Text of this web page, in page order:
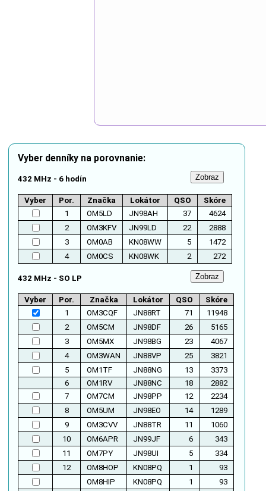
Vyber denníky na porovnanie:
432 MHz - 6 hodín
Vyber Por. Značka Lokátor QSO
Skóre
1
OM5LD JN98AH 37
4624
2
OM3KFV JN99LD 22
2888
3
OM0AB KN08WW 5
1472
4
OM0CS KN08WK 2 272
432 MHz - SO LP
Vyber Por. Značka Lokátor QSO
Skóre
1
OM3CQF JN88RT 71
11948
2
OM5CM JN98DF 26
5165
3
OM5MX JN98BG 23
4067
4
OM3WAN JN88VP 25
3821
5
OM1TF JN88NG 13
3373
6
OM1RV JN88NC 18
2882
7
OM7CM JN98PP 12
2234
8
OM5UM JN98EO 14
1289
9
OM3CVV JN88TR 11
1060
10
OM6APR JN99JF 6
343
11
OM7PY JN98UI 5
334
12
OM8HOP KN08PQ 1
93
OM8HIP
KN08PQ 1
93